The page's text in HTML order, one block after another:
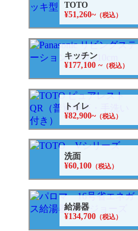
TOTO
¥51,260~（税込）
キッチン
¥177,100 ~（税込）
トイレ
¥82,900~（税込）
洗面
¥60,100 （税込）
給湯器
¥134,700 （税込）